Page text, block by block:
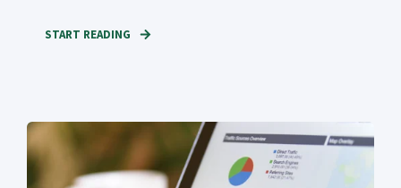
START READING